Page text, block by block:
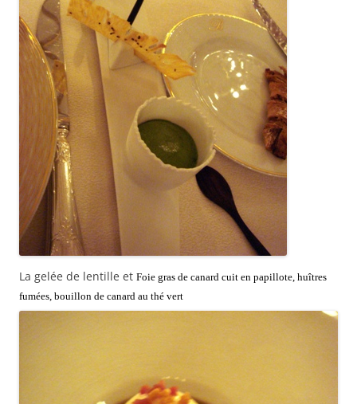
La gelée de lentille et Foie gras de canard cuit en papillote, huîtres
fumées, bouillon de canard au thé vert